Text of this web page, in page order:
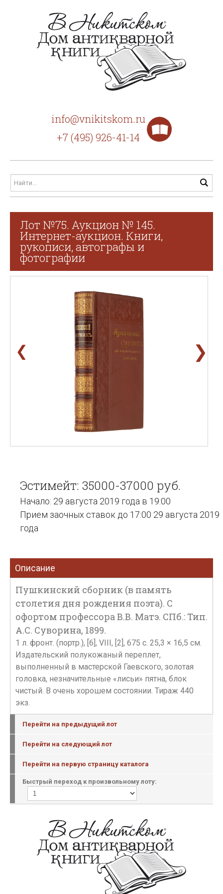
info@vnikitskom.ru
+7 (495) 926-41-14
Лот №75. Аукцион № 145.
Интернет-аукцион. Книги,
рукописи, автографы и
фотографии
❮ ❯
Эстимейт: 35000-37000 руб.
Начало: 29 августа 2019 года в 19:00
Прием заочных ставок до 17:00 29 августа 2019
года
Описание
Пушкинский сборник (в память
столетия дня рождения поэта). С
офортом профессора В.В. Матэ. СПб.: Тип.
А.С. Суворина, 1899.
1 л. фронт. (портр.), [6], VIII, [2], 675 c. 25,3 × 16,5 см.
Издательский полукожаный переплет,
выполненный в мастерской Гаевского, золотая
головка, незначительные «лисьи» пятна, блок
чистый. В очень хорошем состоянии. Тираж 440
экз.
Перейти на предыдущий лот
Перейти на следующий лот
Перейти на первую страницу каталога
Быстрый переход к произвольному лоту: